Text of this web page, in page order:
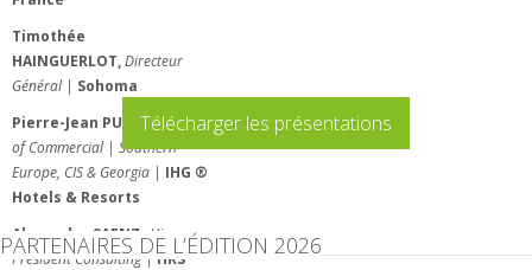
Timothée
HAINGUERLOT,Directeur
Général | Sohoma
Pierre-Jean PUIG,Director
of Commercial | Southern
Europe, CIS & Georgia | IHG ®
Hotels & Resorts
Alexandra SAENZ,Vice-
President Consulting | HRS
Télécharger les présentations
PARTENAIRES DE L’ÉDITION 2026